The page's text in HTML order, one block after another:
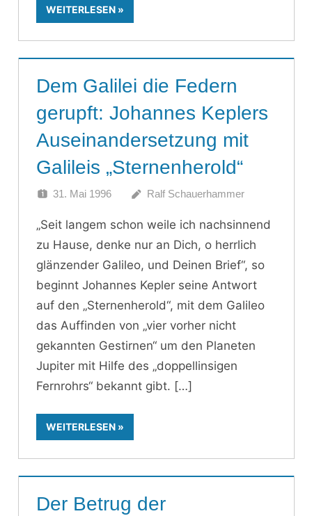
WEITERLESEN
Dem Galilei die Federn
gerupft: Johannes Keplers
Auseinandersetzung mit
Galileis „Sternenherold“
31. Mai 1996 Ralf Schauerhammer
„Seit langem schon weile ich nachsinnend
zu Hause, denke nur an Dich, o herrlich
glänzender Galileo, und Deinen Brief“, so
beginnt Johannes Kepler seine Antwort
auf den „Sternenherold“, mit dem Galileo
das Auffinden von „vier vorher nicht
gekannten Gestirnen“ um den Planeten
Jupiter mit Hilfe des „doppellinsigen
Fernrohrs“ bekannt gibt.
WEITERLESEN
Der Betrug der